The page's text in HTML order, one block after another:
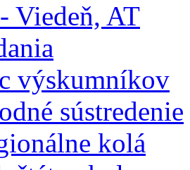
Viedeň, AT
výskumníkov
sústredenie
kolá